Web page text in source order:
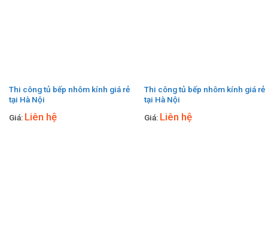
Thi công tủ bếp nhôm kính giá rẻ
tại Hà Nội
Giá: Liên hệ
Thi công tủ bếp nhôm kính giá rẻ
tại Hà Nội
Giá: Liên hệ